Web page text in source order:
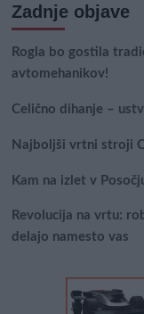
Zadnje objave
Rogla bo gostila
avtomehanikov!
Celično dihanje –
Najboljši vrtni stroji
Kam na izlet v
Revolucija na vrtu:
delajo namesto vas